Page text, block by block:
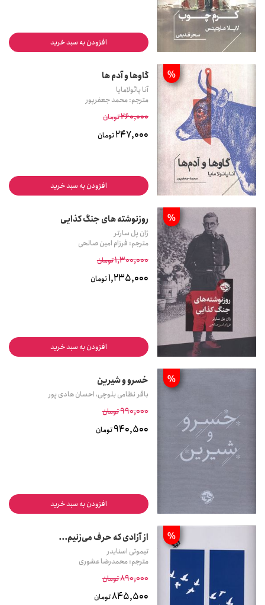
افزودن به سبد خرید
% گاوها و آدم ها
آنا پائولامایا
مترجم: محمد جعفرپور
260,000تومان
247,000تومان
افزودن به سبد خرید
% روزنوشته های جنگ کذایی
ژان پل سارتر
مترجم: فرزام امین صالحی
1,300,000تومان
1,235,000تومان
افزودن به سبد خرید
% خسرو و شیرین
باقر نظامی بلوچی، احسان هادی پور
990,000تومان
940,500تومان
افزودن به سبد خرید
% ‏‫از آزادی که حرف می‌زنیم...
تیموتی اسنایدر
مترجم: محمدرضا عشوری
890,000تومان
845,500تومان